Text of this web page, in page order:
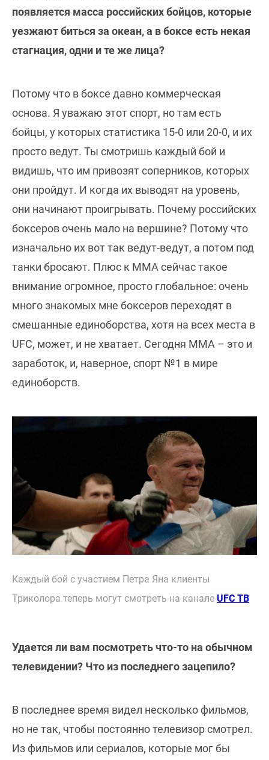
появляется масса российских бойцов, которые
уезжают биться за океан, а в боксе есть некая
стагнация, одни и те же лица?
Потому что в боксе давно коммерческая
основа. Я уважаю этот спорт, но там есть
бойцы, у которых статистика 15-0 или 20-0, и их
просто ведут. Ты смотришь каждый бой и
видишь, что им привозят соперников, которых
они пройдут. И когда их выводят на уровень,
они начинают проигрывать. Почему российских
боксеров очень мало на вершине? Потому что
изначально их вот так ведут-ведут, а потом под
танки бросают. Плюс к ММА сейчас такое
внимание огромное, просто глобальное: очень
много знакомых мне боксеров переходят в
смешанные единоборства, хотя на всех места в
UFC, может, и не хватает. Сегодня ММА – это и
заработок, и, наверное, спорт №1 в мире
единоборств.
Каждый бой с участием Петра Яна клиенты
Триколора теперь могут смотреть на канале UFC ТВ
Удается ли вам посмотреть что-то на обычном
телевидении? Что из последнего зацепило?
В последнее время видел несколько фильмов,
но не так, чтобы постоянно телевизор смотрел.
Из фильмов или сериалов, которые мог бы